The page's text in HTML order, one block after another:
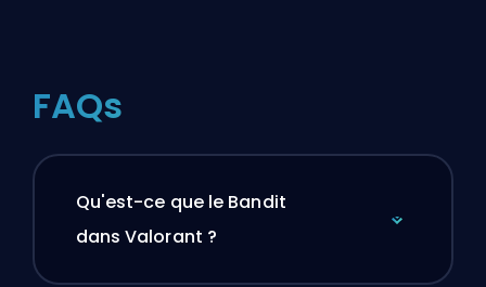
FAQs
Qu'est-ce que le Bandit
dans Valorant ?